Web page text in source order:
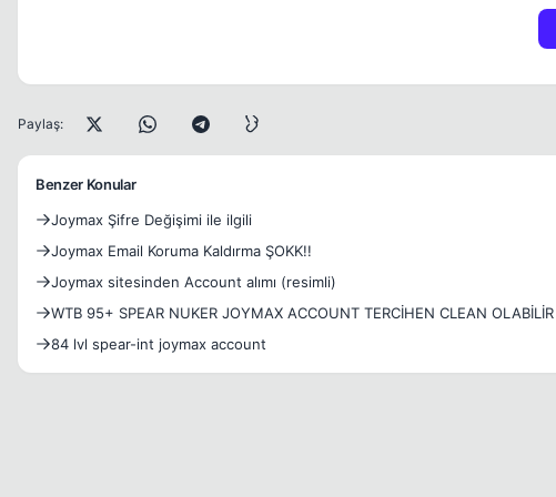
Paylaş:
Benzer Konular
Joymax Şifre Değişimi ile ilgili
Joymax Email Koruma Kaldırma ŞOKK!!
Joymax sitesinden Account alımı (resimli)
WTB 95+ SPEAR NUKER JOYMAX ACCOUNT TERCİHEN CLEAN OLABİLİR
84 lvl spear-int joymax account